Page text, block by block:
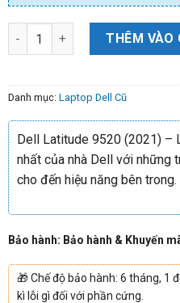
THÊM VÀO
Danh mục: Laptop Dell Cũ
Dell Latitude 9520 (2021) –
nhất của nhà Dell với những
cho đến hiệu năng bên trong.
Bảo hành: Bảo hành & Khuyến
🎁Chế độ bảo hành: 6 tháng, 1
kì lỗi gì đối với phần cứng.